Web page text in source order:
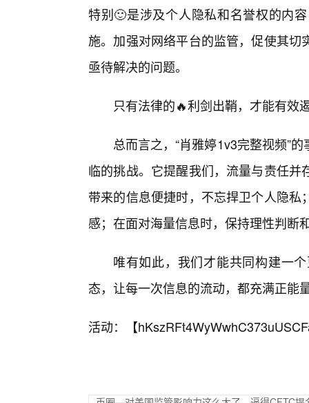
特别🙂是涉及个人隐私和名誉权的内
施。加强对网络平台的监管，促使其
亟待解决的问题。
只有法律的🔥利剑出鞘，才能有效
总而言之，“肖雅婷1v3完整视频”
临的挑战。它提醒我们，流量与责任
带来的信息便捷时，不忘捍卫个人隐
感；在面对海量信息时，保持理性判断
唯有如此，我们才能共同构建一
态，让每一次信息的流动，都充满正能
活动：【